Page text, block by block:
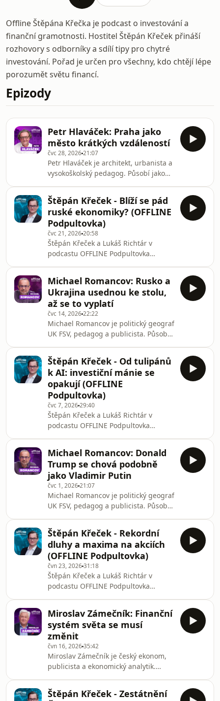
Offline Štěpána Křečka je podcast o investování a
finanční gramotnosti. Hostitel Štěpán Křeček přináší
rozhovory s odborníky a sdílí tipy pro chytré
investování. Pořad je určen pro všechny, kdo chtějí lépe
porozumět světu financí.
Epizody
Petr Hlaváček: Praha jako
město krátkých vzdáleností
čvc 28, 202621:07
Petr Hlaváček je architekt, urbanista a
vysokoškolský pedagog. Působí jako
Prahy pro oblast územního a
strategického rozvoje a dlouhodobě
se věnuje rozvoji měst, architektuře a
urbanismu. V minulosti vedl Institut
plánování a rozvoje hlavního města
Prahy a působí také na Fakultě
architektury ČVUT. V tomto díle Štěpán
Křeček s Petrem Hlaváčkem rozebírají
budoucnost
Štěpán Křeček - Blíží se pád
ruské ekonomiky? (OFFLINE
Podpultovka)
čvc 21, 202620:58
Štěpán Křeček a Lukáš Richtár v
podcastu OFFLINE Podpultovka
tentokrát věnují dopadům
ukrajinských útoků na ruské rafinérie
a stínovou flotilu. Diskutují o významu
ropného průmyslu pro ruskou
ekonomiku, její současné kondici i o
tom, jak mohou podobné útoky
ovlivnit financování války a budoucí
vývoj ruského hospodářství. Následně
se
Michael Romancov: Rusko a
Ukrajina usednou ke stolu,
až se to vyplatí
čvc 14, 202622:22
Michael Romancov je politický geograf
UK FSV, pedagog a publicista. Působí
politologických studií FSV UK. Přispívá
do řady českých periodik. Je
absolventem Pedagogické fakulty,
Filozofické fakulty a Fakulty sociálních
věd UK. Ve svých přednáškách a
knihách se zaměřuje na historii
mezinárodních vztahů s orientací na
Evropskou unii, Rusko a Blízký východ.
V tomto díl
Štěpán Křeček - Od tulipánů
k AI: investiční mánie se
opakují (OFFLINE
Podpultovka)
čvc 7, 202629:40
Štěpán Křeček a Lukáš Richtár v
podcastu OFFLINE Podpultovka
rostoucímu zadlužení států po celém
světě, hospodaření zemí skupiny G20
a fungování státního dluhu. Diskutují
také o vztahu mezi zadlužením států,
firem a domácností a o tom, jakou roli
hraje dluh v moderní ekonomice.
Následně se zaměřují na aktuální
dění na finančních tr
Michael Romancov: Donald
Trump se chová podobně
jako Vladimir Putin
čvc 1, 202621:07
Michael Romancov je politický geograf
UK FSV, pedagog a publicista. Působí
politologických studií FSV UK. Přispívá
do řady českých periodik. Je
absolventem Pedagogické fakulty,
Filozofické fakulty a Fakulty sociálních
věd UK. Ve svých přednáškách a
knihách se zaměřuje na historii
mezinárodních vztahů s orientací na
Evropskou unii, Rusko a Blízký východ.
V tomto díl
Štěpán Křeček - Rekordní
dluhy a maxima na akciích
(OFFLINE Podpultovka)
čvn 23, 202631:18
Štěpán Křeček a Lukáš Richtár v
podcastu OFFLINE Podpultovka
rostoucímu zadlužení států po celém
světě, hospodaření zemí skupiny G20
a fungování státního dluhu. Diskutují
také o vztahu mezi zadlužením států,
firem a domácností a o tom, jakou roli
hraje dluh v moderní ekonomice.
Následně se zaměřují na aktuální
dění na finančních tr
Miroslav Zámečník: Finanční
systém světa se musí
změnit
čvn 16, 202635:42
Miroslav Zámečník je český ekonom,
publicista a ekonomický analytik.
politice, veřejným financím,
energetice a fungování trhu. V
Štěpán Křeček - Zestátnění